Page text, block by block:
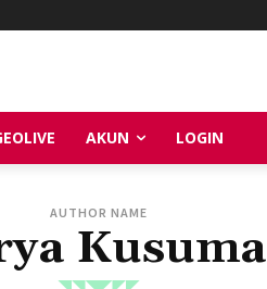
AKUN LOGIN
AUTHOR NAME
Kusuma